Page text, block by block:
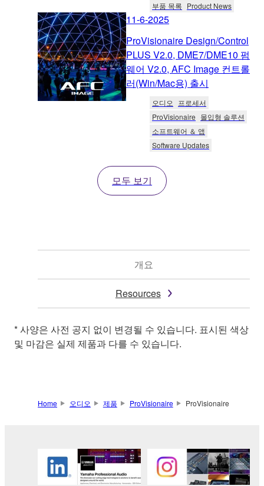
부품 목록 Product News
11-6-2025
ProVisionaire Design/Control
PLUS V2.0, DME7/DME10 펌
웨어 V2.0, AFC Image 컨트롤
러(Win/Mac용) 출시
오디오
프로세서
ProVisionaire 몰입형 솔루션
소프트웨어 ＆ 앱
Software Updates
모두 보기
개요
Resources
* 사양은 사전 공지 없이 변경될 수 있습니다. 표시된 색상
및 마감은 실제 제품과 다를 수 있습니다.
Home 오디오 제품 ProVisionaire ProVisionaire